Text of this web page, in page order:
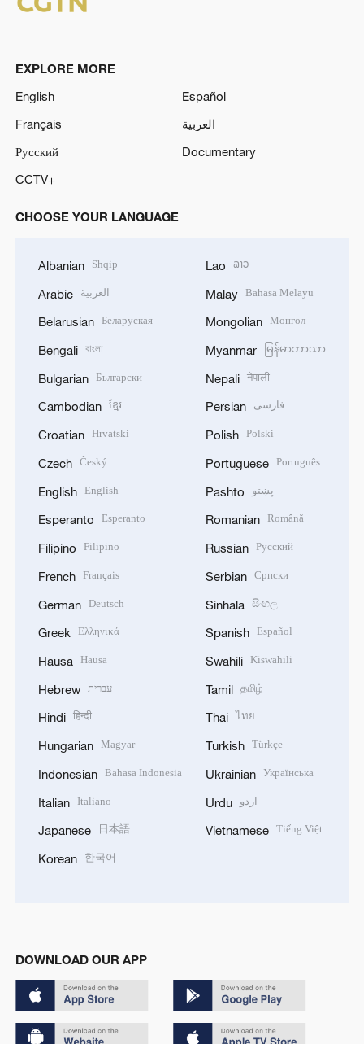
EXPLORE MORE
English
Español
Français
العربية
Русский
Documentary
CCTV+
CHOOSE YOUR LANGUAGE
Albanian Shqip
Arabic العربية
Belarusian Беларуская
Bengali বাংলা
Bulgarian Български
Cambodian ខ្មែរ
Croatian Hrvatski
Czech Český
English English
Esperanto Esperanto
Filipino Filipino
French Français
German Deutsch
Greek Ελληνικά
Hausa Hausa
Hebrew עברית
Hindi हिन्दी
Hungarian Magyar
Indonesian Bahasa Indonesia
Italian Italiano
Japanese 日本語
Korean 한국어
Lao ລາວ
Malay Bahasa Melayu
Mongolian Монгол
Myanmar မြန်မာဘာသာ
Nepali नेपाली
Persian فارسی
Polish Polski
Portuguese Português
Pashto پښتو
Romanian Română
Russian Русский
Serbian Српски
Sinhala සිංහල
Spanish Español
Swahili Kiswahili
Tamil தமிழ்
Thai ไทย
Turkish Türkçe
Ukrainian Українська
Urdu اردو
Vietnamese Tiếng Việt
DOWNLOAD OUR APP